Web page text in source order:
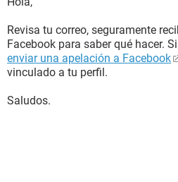
Revisa tu correo, seguramente
Facebook para saber qué hacer.
enviar una apelación a Facebook
vinculado a tu perfil.
Saludos.